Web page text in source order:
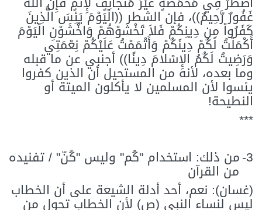
غَفُورٌ رَّحِيمٌ))، فإن الشطر ((الْيَوْمَ يَئِسَ الَّذِينَ
كَفَرُواْ مِن دِينِكُمْ فَلاَ تَخْشَوْهُمْ وَاخْشَوْنِ الْيَوْمَ
أَكْمَلْتُ لَكُمْ دِينَكُمْ وَأَتْمَمْتُ عَلَيْكُمْ نِعْمَتِي
وَرَضِيتُ لَكُمُ الإِسْلامَ دِينًا)) أجنبي عن ما قبله
وما بعده، لأنه من المستحيل أن الذين كفروا
يئسوا لأن المسلمين لا يأكلون الميتة أو
النطيحة!
***
3- من ذلك: استخدام "كُم" وليس "كُنّ" / تفنيده
من القرآن
(غسان): نعم، أحد أدلة الشيعة على أن الخطاب
ليس لنساء النبي (ص) لأن الخطاب تحول من